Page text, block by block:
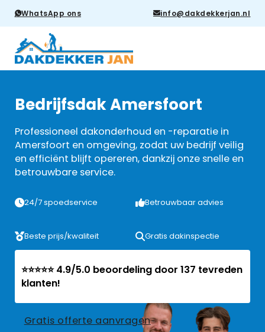
WhatsApp ons info@dakdekkerjan.nl
Bedrijfsdak Amersfoort
Professioneel dakonderhoud en -reparatie in
Amersfoort en omgeving, zodat uw bedrijf veilig
en efficiënt blijft opereren, dankzij onze snelle en
betrouwbare service.
24/7 spoedservice Betrouwbaar advies
Beste prijs/kwaliteit Gratis dakinspectie
⭐⭐⭐⭐⭐ 4.9/5.0 beoordeling door 137 tevreden
klanten!
Gratis offerte aanvragen